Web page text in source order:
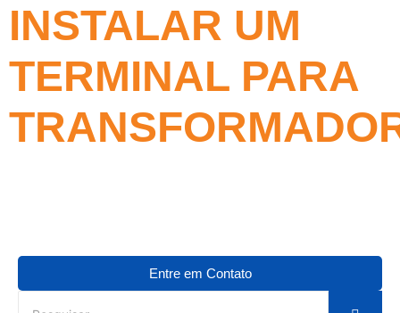
INSTALAR UM
TERMINAL PARA
Entre em Contato